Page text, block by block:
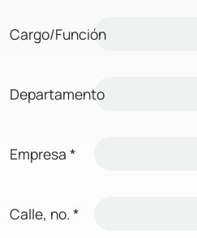
Cargo/Función
Departamento
Empresa *
Calle, no. *